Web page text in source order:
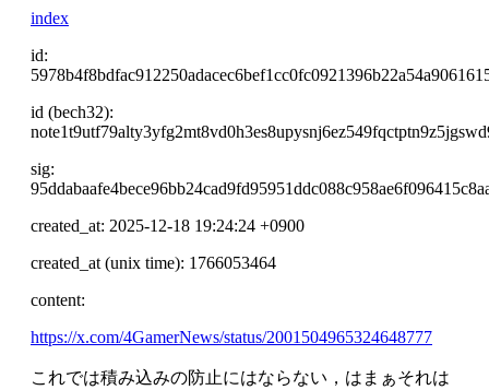
index
id:
id (bech32):
sig:
created_at: 2025-12-18 19:24:24 +0900
created_at (unix time): 1766053464
content:
https://x.com/4GamerNews/status/2001504965324648777
これでは積み込みの防止にはならない，はまぁそれは